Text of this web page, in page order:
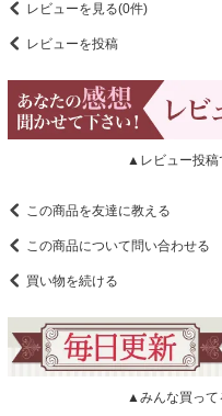
レビューを見る(0件)
レビューを投稿
▲レビュー投
この商品を友達に教える
この商品について問い合わせる
買い物を続ける
▲みんな買っ